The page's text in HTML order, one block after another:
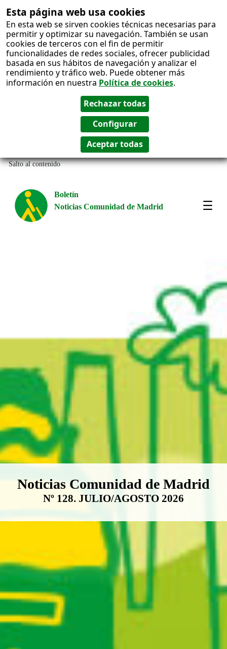
Esta página web usa cookies
En esta web se sirven cookies técnicas necesarias para
permitir y optimizar su navegación. También se usan
cookies de terceros con el fin de permitir
funcionalidades de redes sociales, ofrecer publicidad
basada en sus hábitos de navegación y analizar el
rendimiento y tráfico web. Puede obtener más
información en nuestra Política de cookies.
Salto al contenido
Boletín
Noticias Comunidad de Madrid
Boletín Noticias Comunidad de
Noticias Comunidad de Madrid
Nº 128. JULIO/AGOSTO 2026